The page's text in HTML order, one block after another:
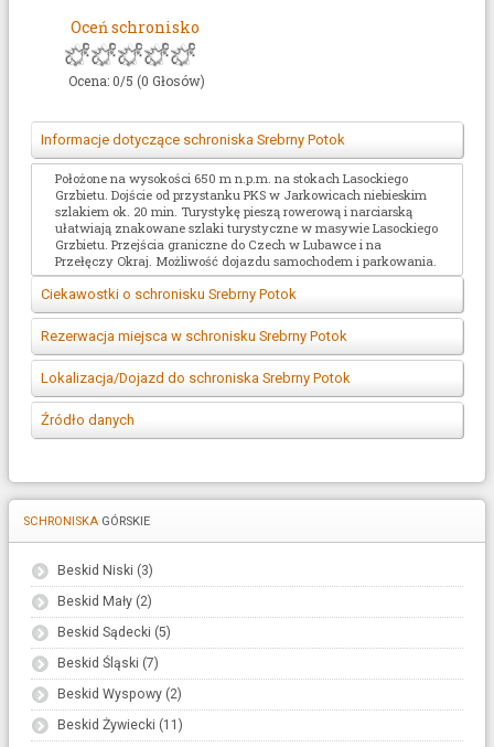
posiłki)
Sanitariaty
prysznic)
Możliwość
płatności kartą
Możliwość
wcześniejszej
Pole namiotowe
b/d
Możliwośc spania
na podłodze
b/d
Świetlica/Jadalnia
Przechowalnia
bagażu
brak
Wyporzyczalnia
sprzętu
Możliwość
rozpalenia ogniska
Zasięg sieci tel. w
obrębie schroniska
????
Wi-Fi
b/d
Możliwość wzięcia
b/d
E-mail
WWW
www.srebrnypotok.obitur.pl/
Oceń schronisko
Ocena: 0/5 (0 Głosów)
Informacje dotyczące schroniska Srebrny Potok
Położone na wysokości 650 m n.p.m. na stokach Lasockiego
Grzbietu. Dojście od przystanku PKS w Jarkowicach niebieskim
szlakiem ok. 20 min. Turystykę pieszą rowerową i narciarską
ułatwiają znakowane szlaki turystyczne w masywie Lasockiego
Grzbietu. Przejścia graniczne do Czech w Lubawce i na
Przełęczy Okraj. Możliwość dojazdu samochodem i parkowania.
Ciekawostki o schronisku Srebrny Potok
wkrótce
Rezerwacja miejsca w schronisku Srebrny Potok
Telefon:(075) 742-66-11
Lokalizacja/Dojazd do schroniska Srebrny Potok
Koordynaty GPS: wkrotce
opis dojscia wkrótce
Źródło danych
SCHRONISKA GÓRSKIE
Beskid Niski (3)
Beskid Mały (2)
Beskid Sądecki (5)
Beskid Śląski (7)
Beskid Wyspowy (2)
Beskid Żywiecki (11)